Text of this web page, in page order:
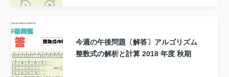
今週の午後問題〔解答〕アルゴリズム
整数式の解析と計算 2018 年度 秋期